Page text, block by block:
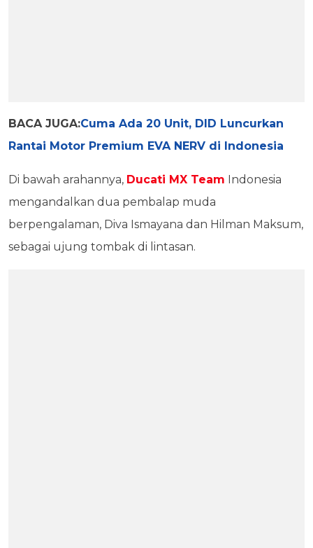
BACA JUGA:Cuma Ada 20 Unit, DID Luncurkan
Rantai Motor Premium EVA NERV di Indonesia
Di bawah arahannya, Ducati MX Team Indonesia
mengandalkan dua pembalap muda
berpengalaman, Diva Ismayana dan Hilman Maksum,
sebagai ujung tombak di lintasan.